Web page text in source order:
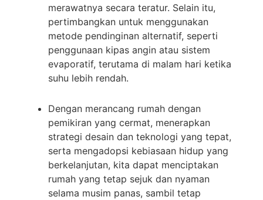
merawatnya secara teratur. Selain itu,
pertimbangkan untuk menggunakan
metode pendinginan alternatif, seperti
penggunaan kipas angin atau sistem
evaporatif, terutama di malam hari ketika
suhu lebih rendah.
Dengan merancang rumah dengan
pemikiran yang cermat, menerapkan
strategi desain dan teknologi yang tepat,
serta mengadopsi kebiasaan hidup yang
berkelanjutan, kita dapat menciptakan
rumah yang tetap sejuk dan nyaman
selama musim panas, sambil tetap